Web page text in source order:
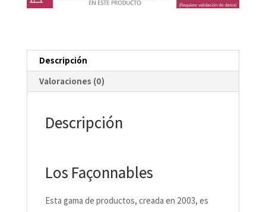
Descripción
Valoraciones (0)
Descripción
Los Façonnables
Esta gama de productos, creada en 2003, es